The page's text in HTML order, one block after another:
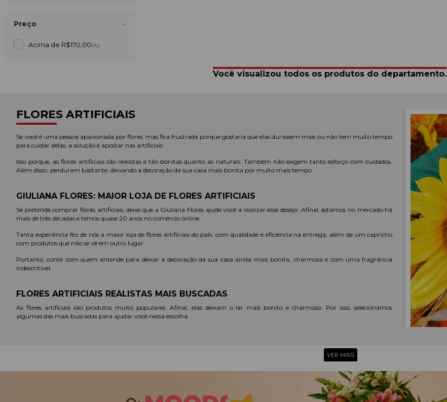
Preço
Acima de R$170,00(4)
Você visualizou todos os produtos do departamento.
FLORES ARTIFICIAIS
Se você é uma pessoa apaixonada por flores, mas fica frustrada porque gostaria que elas durassem mais ou não tem muito tempo
para cuidar delas, a solução é apostar nas artificiais.
Isso porque, as flores artificiais são realistas e tão bonitas quanto as naturais. Também não exigem tanto esforço com cuidados.
Além disso, perduram bastante, deixando a decoração da sua casa mais bonita por muito mais tempo.
GIULIANA FLORES: MAIOR LOJA DE FLORES ARTIFICIAIS
Se pretende comprar flores artificiais, deixe que a Giuliana Flores ajude você a realizar esse desejo. Afinal, estamos no mercado h
mais de três décadas e temos quase 20 anos no comércio online.
Tanta experiência fez de nós a maior loja de flores artificiais do país, com qualidade e eficiência na entrega, além de um capricho
com produtos que não se vê em outro lugar.
Portanto, conte com quem entende para deixar a decoração da sua casa ainda mais bonita, charmosa e com uma fragrância
indescritível.
FLORES ARTIFICIAIS REALISTAS MAIS BUSCADAS
As flores artificiais são produtos muito populares. Afinal, elas deixam o lar mais bonito e charmoso. Por isso, selecionamos
algumas das mais buscadas para ajudar você nessa escolha:
As rosas estão sempre entre as mais vendidas e não seria diferente com as flores artificiais. Afinal, são consideradas símbolos de
VER MAIS